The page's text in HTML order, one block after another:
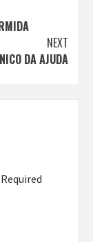
NEXT
DA AJUDA
Required